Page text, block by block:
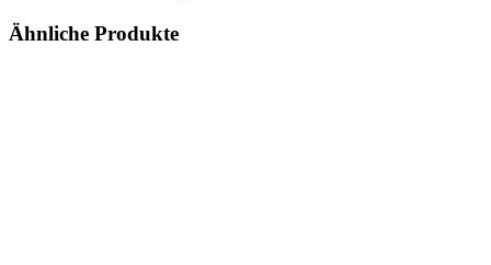
Ähnliche Produkte